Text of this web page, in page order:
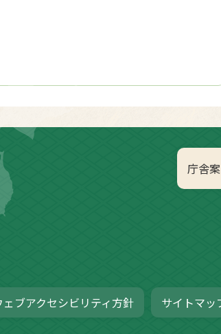
庁舎
ェブアクセシビリティ方針 サイトマッ